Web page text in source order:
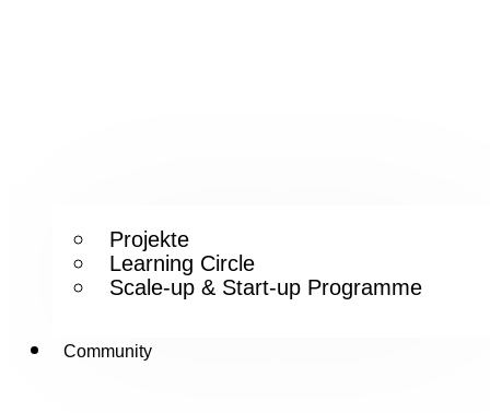
Projekte
Learning Circle
Scale-up & Start-up Programme
Community